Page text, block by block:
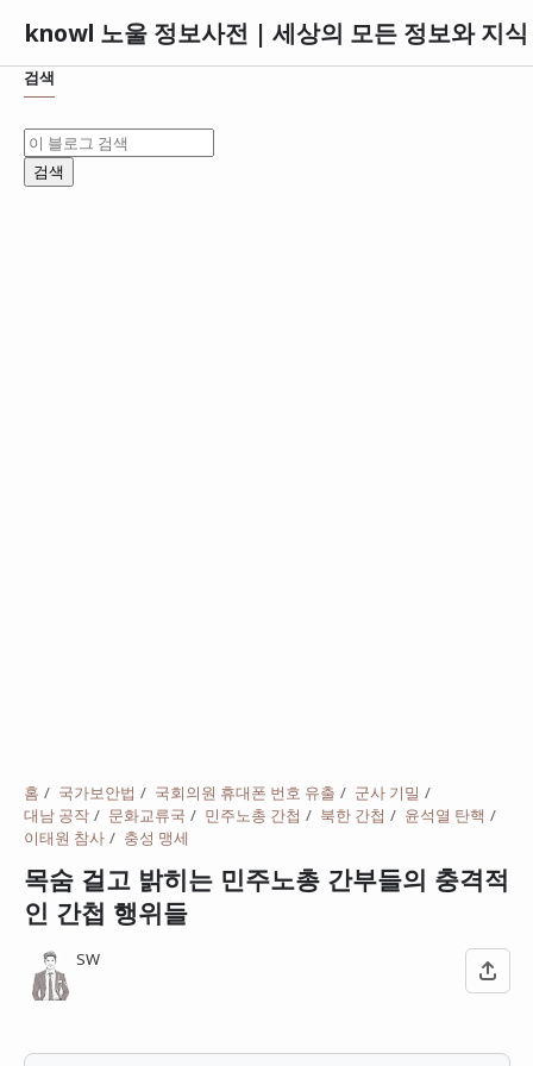
knowl 노울 정보사전 | 세상의 모든 정보와 지
검색
홈 국가보안법 국회의원 휴대폰 번호 유출
군사 기밀
대남 공작
문화교류국 민주노총 간첩 북한 간첩
윤석열 탄핵
이태원 참사
충성 맹세
목숨 걸고 밝히는 민주노총 간부들의 충격적
인 간첩 행위들
SW